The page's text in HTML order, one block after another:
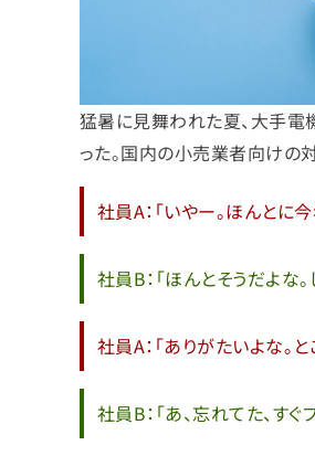
猛暑に見舞われた夏、大手
った。国内の小売業者向けの
社員A：「いやー。ほんとに
社員B：「ほんとそうだよ
社員A：「ありがたいよな。
社員B：「あ、忘れてた、すぐ